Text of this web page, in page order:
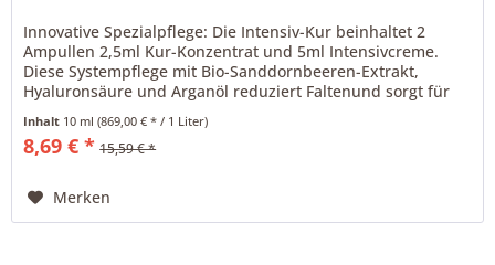
Innovative Spezialpflege: Die Intensiv-Kur beinhaltet 2
Ampullen 2,5ml Kur-Konzentrat und 5ml Intensivcreme.
Diese Systempflege mit Bio-Sanddornbeeren-Extrakt,
Hyaluronsäure und Arganöl reduziert Faltenund sorgt für
Inhalt 10 ml(869,00 € * / 1 Liter)
8,69 € * 15,59 € *
Merken